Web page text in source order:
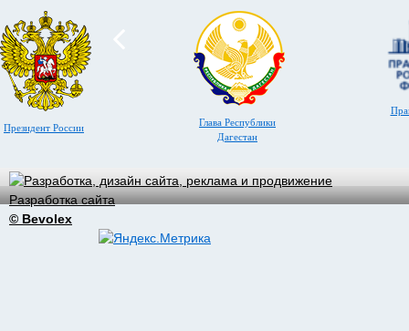
Президент России
Глава Республики
Дагестан
Разработка сайта
© Bevolex